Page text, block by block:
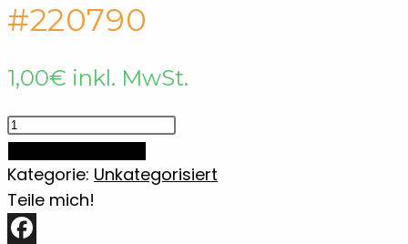
#220790
1,00€ inkl. MwSt.
Support
für
Download
#220790
Menge
Kategorie: Unkategorisiert
Teile mich!